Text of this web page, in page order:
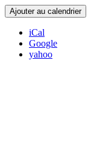
Ajouter au calendrier
iCal
Google
yahoo